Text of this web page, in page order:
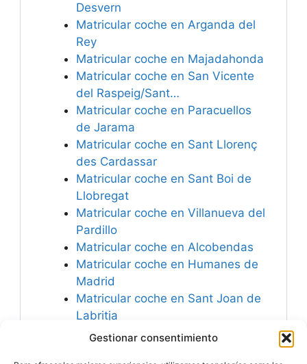
Gestionar consentimiento
Desvern
Matricular coche en Arganda del
Rey
Matricular coche en Majadahonda
Matricular coche en San Vicente
del Raspeig/Sant…
Matricular coche en Paracuellos
de Jarama
Matricular coche en Sant Llorenç
des Cardassar
Matricular coche en Sant Boi de
Llobregat
Matricular coche en Villanueva del
Pardillo
Matricular coche en Alcobendas
Matricular coche en Humanes de
Madrid
Matricular coche en Sant Joan de
Labritja
Matricular coche en San